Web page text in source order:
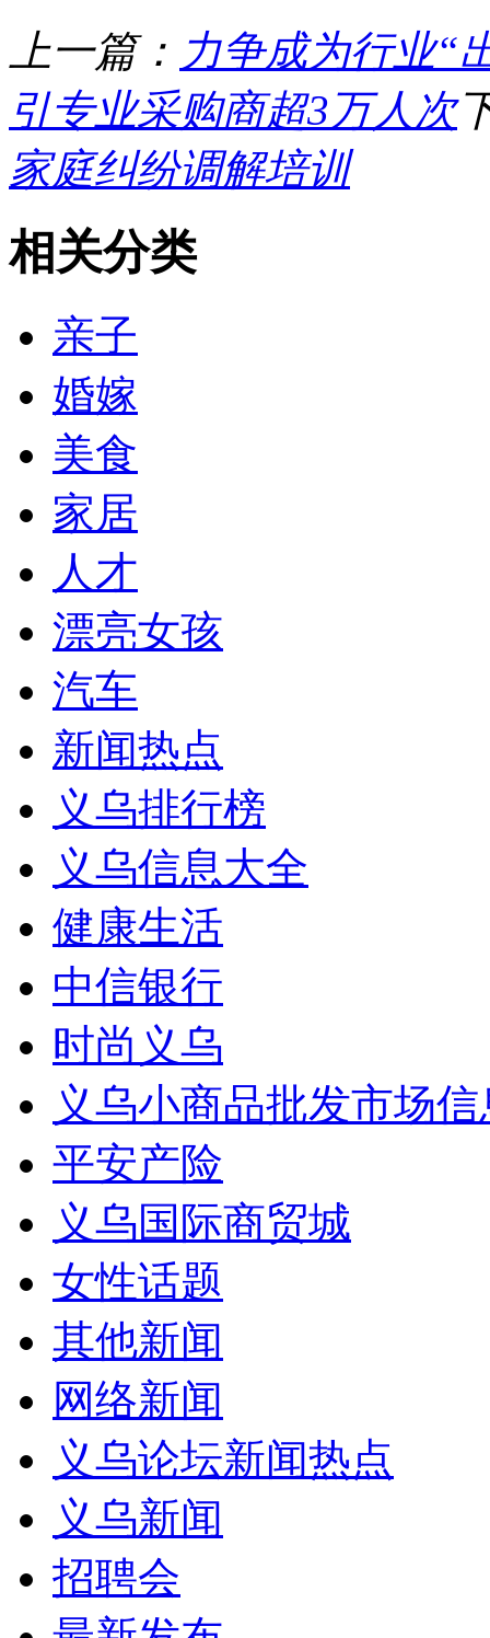
上一篇： 力争成为行业“
引专业采购商超3万人次
家庭纠纷调解培训
相关分类
亲子
婚嫁
美食
家居
人才
漂亮女孩
汽车
新闻热点
义乌排行榜
义乌信息大全
健康生活
中信银行
时尚义乌
义乌小商品批发市场
平安产险
义乌国际商贸城
女性话题
其他新闻
网络新闻
义乌论坛新闻热点
义乌新闻
招聘会